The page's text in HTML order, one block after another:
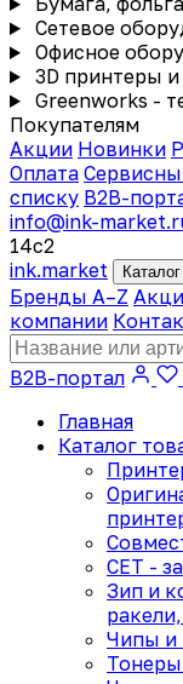
Сетевое
Офисное
3D принтеры и
Greenworks -
Покупателям
Акции Новинки
Оплата
списку B2B-
info@ink-
14с2
ink.market
Бренды A–Z
компании
B2B-портал
Главная
Каталог
CET -
Зип и
Чипы и